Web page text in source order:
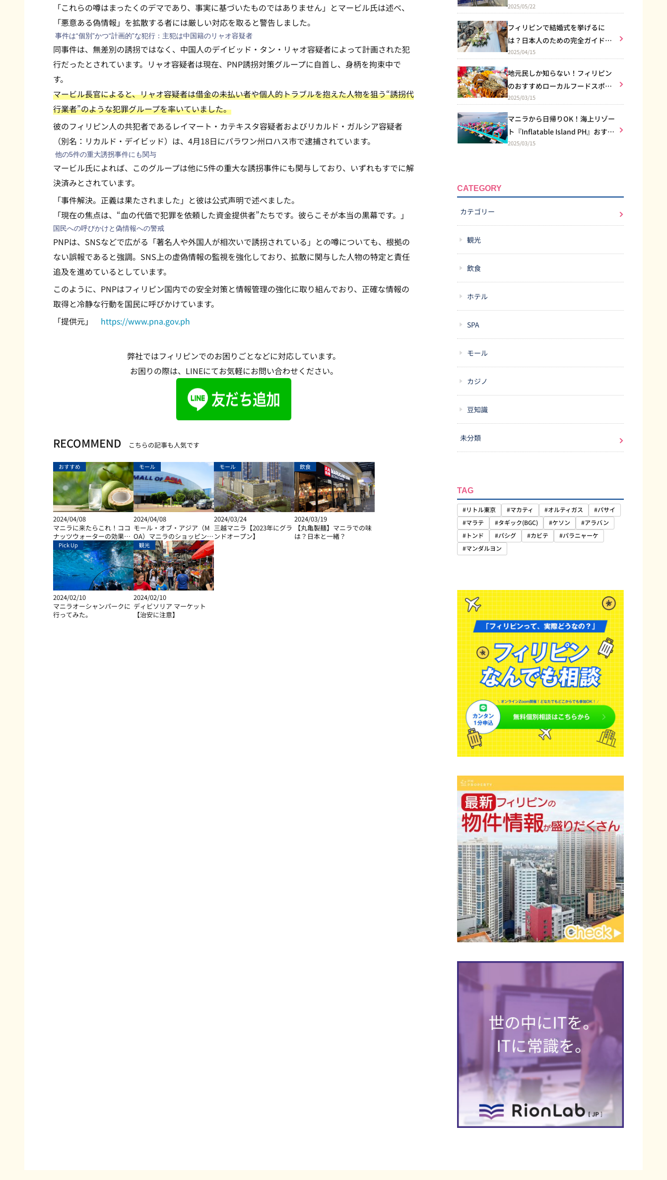
「これらの噂はまったくのデマであり、事実に基づいたものではありません」とマービル氏は述べ、
「悪意ある偽情報」を拡散する者には厳しい対応を取ると警告しました。
事件は“個別”かつ“計画的”な犯行：主犯は中国籍のリャオ容疑者
同事件は、無差別の誘拐ではなく、中国人のデイビッド・タン・リャオ容疑者によって計画された犯
行だったとされています。リャオ容疑者は現在、PNP誘拐対策グループに自首し、身柄を拘束中で
す。
マービル長官によると、リャオ容疑者は借金の未払い者や個人的トラブルを抱えた人物を狙う“誘拐代
行業者”のような犯罪グループを率いていました。
彼のフィリピン人の共犯者であるレイマート・カテキスタ容疑者およびリカルド・ガルシア容疑者
（別名：リカルド・デイビッド）は、4月18日にパラワン州ロハス市で逮捕されています。
他の5件の重大誘拐事件にも関与
マービル氏によれば、このグループは他に5件の重大な誘拐事件にも関与しており、いずれもすでに解
決済みとされています。
「事件解決。正義は果たされました」と彼は公式声明で述べました。
「現在の焦点は、“血の代価で犯罪を依頼した資金提供者”たちです。彼らこそが本当の黒幕です。」
国民への呼びかけと偽情報への警戒
PNPは、SNSなどで広がる「著名人や外国人が相次いで誘拐されている」との噂についても、根拠の
ない誤報であると強調。SNS上の虚偽情報の監視を強化しており、拡散に関与した人物の特定と責任
追及を進めているとしています。
このように、PNPはフィリピン国内での安全対策と情報管理の強化に取り組んでおり、正確な情報の
取得と冷静な行動を国民に呼びかけています。
「提供元」 https://www.pna.gov.ph
弊社ではフィリピンでのお困りごとなどに対応しています。
お困りの際は、LINEにてお気軽にお問い合わせください。
RECOMMEND こちらの記事も人気です
おすすめ
2024/04/08
マニラに来たらこれ！ココ
ナッツウォーターの効果と
は？
モール
2024/04/08
モール・オブ・アジア（M
OA）マニラのショッピン
グ、ダイニング、エンター
テイメントなど総合施設
モール
2024/03/24
三越マニラ【2023年にグラ
ンドオープン】
飲食
2024/03/19
【丸亀製麺】マニラでの味
は？日本と一緒？
Pick Up
2024/02/10
マニラオーシャンパークに
行ってみた。
観光
2024/02/10
ディビソリア マーケット
【治安に注意】
ナ体験
2025/05/22
フィリピンで結婚式を挙げるに
は？日本人のための完全ガイド｜
教会式のルールからリゾート婚ま
2025/04/15
地元民しか知らない！フィリピン
のおすすめローカルフードスポッ
トを紹介♪
2025/03/15
マニラから日帰りOK！海上リゾー
ト『Inflatable Island PH』おすす
め南国バカンス！
2025/03/15
CATEGORY
カテゴリー
観光
飲食
ホテル
SPA
モール
カジノ
豆知識
未分類
TAG
#リトル東京 #マカティ #オルティガス
#パサイ
#マラテ
#タギック(BGC) #ケソン
#アラバン
#トンド
#パシグ #カビテ
#パラニャーケ
#マンダルヨン